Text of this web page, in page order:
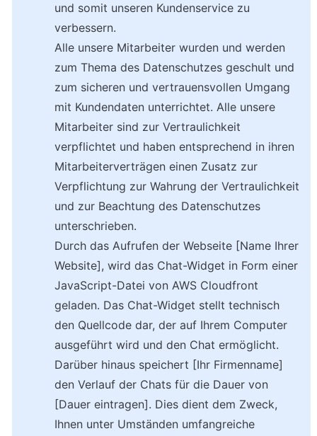
und somit unseren Kundenservice zu
verbessern.
Alle unsere Mitarbeiter wurden und werden
zum Thema des Datenschutzes geschult und
zum sicheren und vertrauensvollen Umgang
mit Kundendaten unterrichtet. Alle unsere
Mitarbeiter sind zur Vertraulichkeit
verpflichtet und haben entsprechend in ihren
Mitarbeiterverträgen einen Zusatz zur
Verpflichtung zur Wahrung der Vertraulichkeit
und zur Beachtung des Datenschutzes
unterschrieben.
Durch das Aufrufen der Webseite [Name Ihrer
Website], wird das Chat-Widget in Form einer
JavaScript-Datei von AWS Cloudfront
geladen. Das Chat-Widget stellt technisch
den Quellcode dar, der auf Ihrem Computer
ausgeführt wird und den Chat ermöglicht.
Darüber hinaus speichert [Ihr Firmenname]
den Verlauf der Chats für die Dauer von
[Dauer eintragen]. Dies dient dem Zweck,
Ihnen unter Umständen umfangreiche